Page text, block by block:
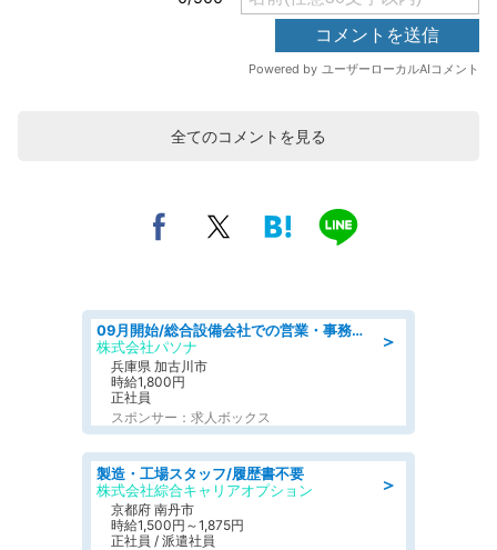
全てのコメントを見る
＞
09月開始/総合設備会社での営業・事務のお仕事/車通勤可/賞与あり/営業/営業事務
株式会社パソナ
兵庫県 加古川市
時給1,800円
正社員
スポンサー：求人ボックス
＞
製造・工場スタッフ/履歴書不要
株式会社綜合キャリアオプション
京都府 南丹市
時給1,500円～1,875円
正社員 / 派遣社員